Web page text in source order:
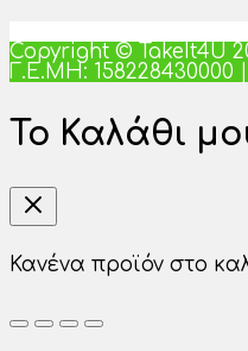
Copyright © TakeIt4U
Γ.Ε.ΜΗ: 158228430000
Το Καλάθι
Κανένα προϊόν στο